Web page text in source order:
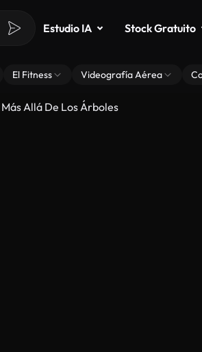
Estudio IA Stock Gratuito
El Fitness Videografía Aérea
Allá De Los Árboles